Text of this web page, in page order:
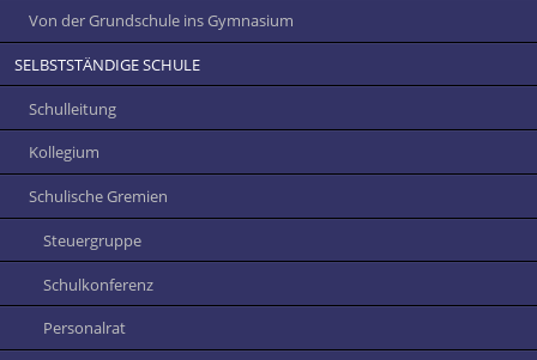
Von der Grundschule ins Gymnasium
SELBSTSTÄNDIGE SCHULE
Schulleitung
Kollegium
Schulische Gremien
Steuergruppe
Schulkonferenz
Personalrat